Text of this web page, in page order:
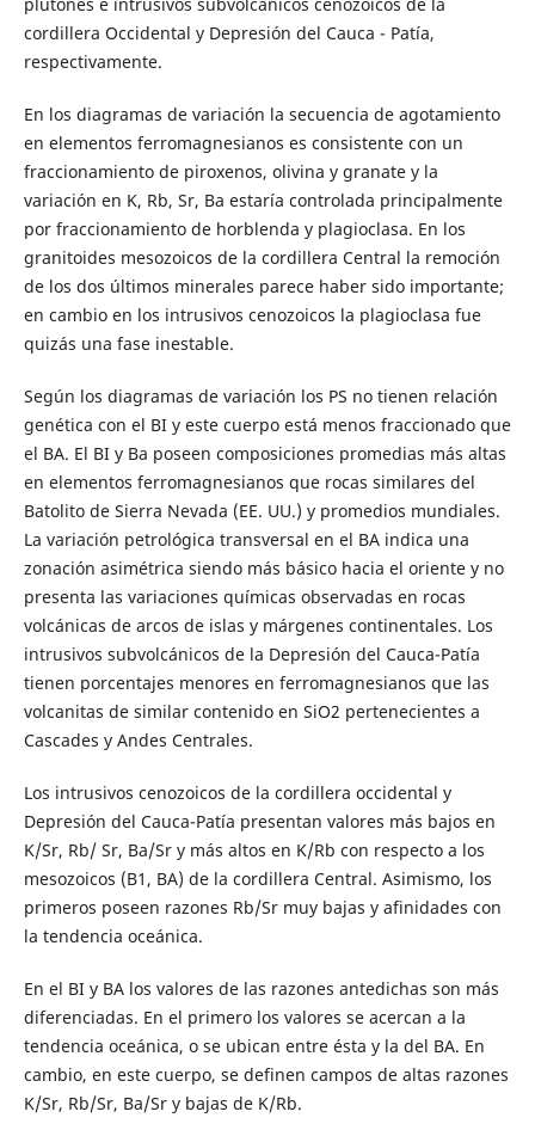
cordillera Occidental y Depresión del Cauca - Patía,
respectivamente.
En los diagramas de variación la secuencia de agotamiento
en elementos ferromagnesianos es consistente con un
fraccionamiento de piroxenos, olivina y granate y la
variación en K, Rb, Sr, Ba estaría controlada principalmente
por fraccionamiento de horblenda y plagioclasa. En los
granitoides mesozoicos de la cordillera Central la remoción
de los dos últimos minerales parece haber sido importante;
en cambio en los intrusivos cenozoicos la plagioclasa fue
quizás una fase inestable.
Según los diagramas de variación los PS no tienen relación
genética con el BI y este cuerpo está menos fraccionado que
el BA. El BI y Ba poseen composiciones promedias más altas
en elementos ferromagnesianos que rocas similares del
Batolito de Sierra Nevada (EE. UU.) y promedios mundiales.
La variación petrológica transversal en el BA indica una
zonación asimétrica siendo más básico hacia el oriente y no
presenta las variaciones químicas observadas en rocas
volcánicas de arcos de islas y márgenes continentales. Los
intrusivos subvolcánicos de la Depresión del Cauca-Patía
tienen porcentajes menores en ferromagnesianos que las
volcanitas de similar contenido en SiO2 pertenecientes a
Cascades y Andes Centrales.
Los intrusivos cenozoicos de la cordillera occidental y
Depresión del Cauca-Patía presentan valores más bajos en
K/Sr, Rb/ Sr, Ba/Sr y más altos en K/Rb con respecto a los
mesozoicos (B1, BA) de la cordillera Central. Asimismo, los
primeros poseen razones Rb/Sr muy bajas y afinidades con
la tendencia oceánica.
En el BI y BA los valores de las razones antedichas son más
diferenciadas. En el primero los valores se acercan a la
tendencia oceánica, o se ubican entre ésta y la del BA. En
cambio, en este cuerpo, se definen campos de altas razones
K/Sr, Rb/Sr, Ba/Sr y bajas de K/Rb.